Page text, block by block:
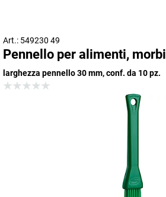
Art.: 549230 49
Pennello per alimenti,
larghezza pennello 30 mm, conf. da 10 pz.